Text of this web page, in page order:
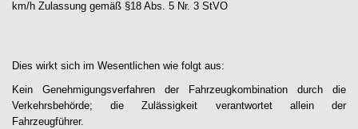
km/h Zulassung gemäß §18 Abs. 5 Nr. 3 StVO
Dies wirkt sich im Wesentlichen wie folgt aus:
Kein Genehmigungsverfahren der Fahrzeugkombination durch die
Verkehrsbehörde; die Zulässigkeit verantwortet allein der
Fahrzeugführer.